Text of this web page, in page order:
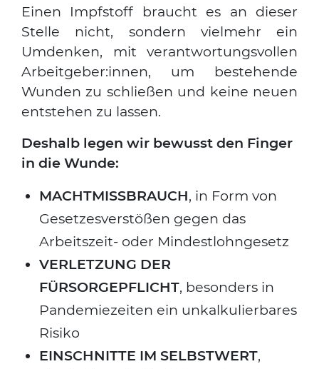
Einen Impf­stoff braucht es an die­ser
Stel­le nicht, son­dern viel­mehr ein
Umden­ken, mit ver­ant­wor­tungs­vol­len
Arbeitgeber:innen, um bestehen­de
Wun­den zu schlie­ßen und kei­ne neu­en
ent­ste­hen zu las­sen.
Des­halb legen wir bewusst den Fin­ger
in die Wun­de:
MACHTMISSBRAUCH, in Form von
Geset­zes­ver­stö­ßen gegen das
Arbeits­zeit- oder Min­dest­lohn­ge­setz
VERLETZUNG DER
FÜRSORGEPFLICHT, beson­ders in
Pan­de­mie­zei­ten ein unkal­ku­lier­ba­res
Risi­ko
EINSCHNITTE IM SELBSTWERT,